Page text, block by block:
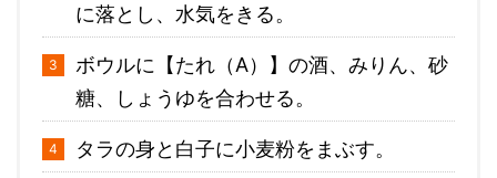
に落とし、水気をきる。
ボウルに【たれ（A）】の酒、みりん、砂
糖、しょうゆを合わせる。
タラの身と白子に小麦粉をまぶす。